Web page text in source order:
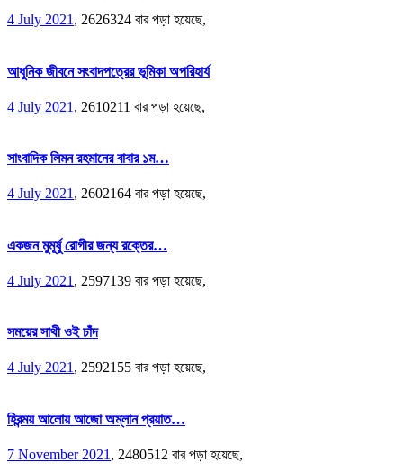
4 July 2021 , 2626324 বার পড়া হয়েছে,
আধুনিক জীবনে সংবাদপত্রের ভূমিকা অপরিহার্য
4 July 2021 , 2610211 বার পড়া হয়েছে,
সাংবাদিক লিমন রহমানের বাবার ১ম…
4 July 2021, 2602164 বার পড়া হয়েছে,
একজন মুমূর্ষু রোগীর জন্য রক্তের…
4 July 2021 , 2597139 বার পড়া হয়েছে,
সময়ের সাথী ওই চাঁদ
4 July 2021, 2592155 বার পড়া হয়েছে,
হিরন্ময় আলোয় আজো অম্লান প্রয়াত…
7 November 2021 , 2480512 বার পড়া হয়েছে,